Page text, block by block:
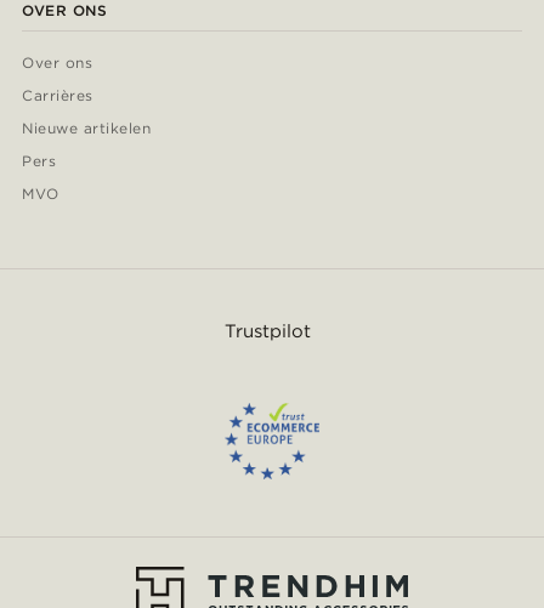
OVER ONS
Over ons
Carrières
Nieuwe artikelen
Pers
MVO
Trustpilot